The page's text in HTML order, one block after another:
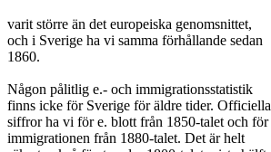
varit större än det europeiska genomsnittet,
och i Sverige ha vi samma förhållande sedan
1860.
Någon pålitlig e.- och immigrationsstatistik
finns icke för Sverige för äldre tider. Officiella
siffror ha vi för e. blott från 1850-talet och för
immigrationen från 1880-talet. Det är helt